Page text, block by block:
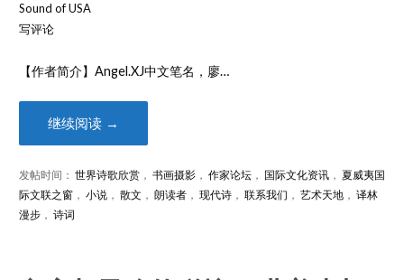
Sound of USA
写评论
【作者简介】Angel.XJ中文笔名，廖…
继续阅读 →
发帖时间： 世界诗歌欣赏， 书画摄影， 作家论坛， 国际文化资讯， 夏威夷国
际文联之窗， 小说， 散文 ， 朗读者， 现代诗， 联系我们 ， 艺术天地， 译林
漫步， 诗词